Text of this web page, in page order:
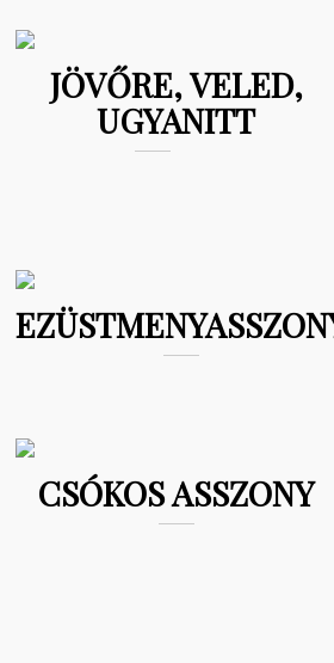
JÖVŐRE, VELED,
UGYANITT
CSÓKOS ASSZONY